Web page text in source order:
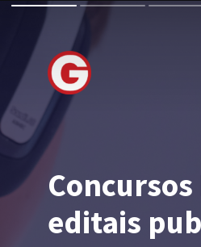
Concursos
editais